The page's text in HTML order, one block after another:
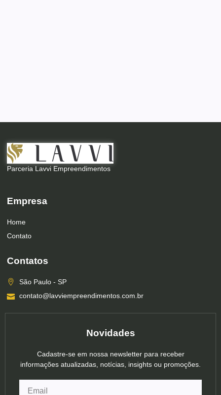
Parceria Lavvi Empreendimentos
Empresa
Home
Contato
Contatos
São Paulo - SP
contato@lavviempreendimentos.com.br
Novidades
Cadastre-se em nossa newsletter para receber
informações atualizadas, notícias, insights ou promoções.